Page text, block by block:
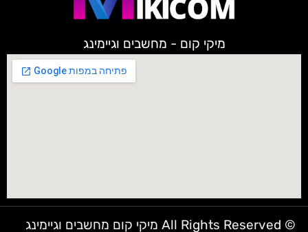
מיקי קום - מחשבים וגיימינג
© All Rights Reserved מיקי קום מחשבים וגיימינג